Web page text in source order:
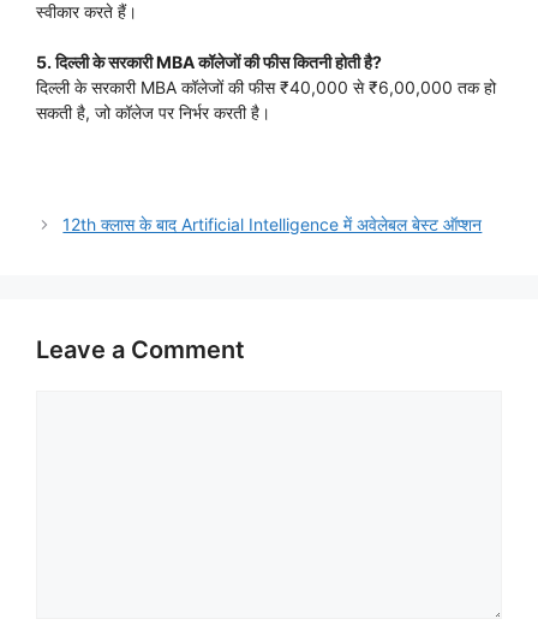
स्वीकार करते हैं।
5. दिल्ली के सरकारी MBA कॉलेजों की फीस कितनी होती है?
दिल्ली के सरकारी MBA कॉलेजों की फीस ₹40,000 से ₹6,00,000 तक हो
सकती है, जो कॉलेज पर निर्भर करती है।
12th क्लास के बाद Artificial Intelligence में अवेलेबल बेस्ट ऑप्शन
Leave a Comment